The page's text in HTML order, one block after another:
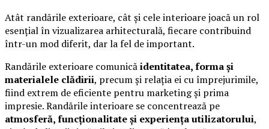
Atât randările exterioare, cât și cele interioare joacă un rol
esențial în vizualizarea arhitecturală, fiecare contribuind
într-un mod diferit, dar la fel de important.
Randările exterioare comunicăidentitatea, forma și
materialele clădirii, precum și relația ei cu împrejurimile,
fiind extrem de eficiente pentru marketing și prima
impresie. Randările interioare se concentrează pe
atmosferă, funcționalitate și experiența utilizatorului,